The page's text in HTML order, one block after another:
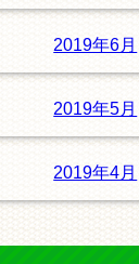
2019年6月
2019年5月
2019年4月